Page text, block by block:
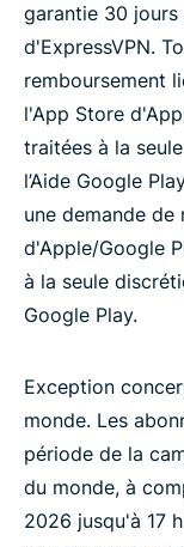
garantie 30
d'ExpressVPN.
remboursement
l'App Store
traitées à la
l’Aide Google
une demande
d'Apple/Google
à la seule
Google Play.
Exception
monde. Les
période de la
du monde, à
2026 jusqu'à 17